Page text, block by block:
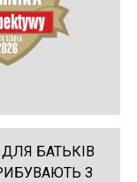
БАТЬКІВ
З